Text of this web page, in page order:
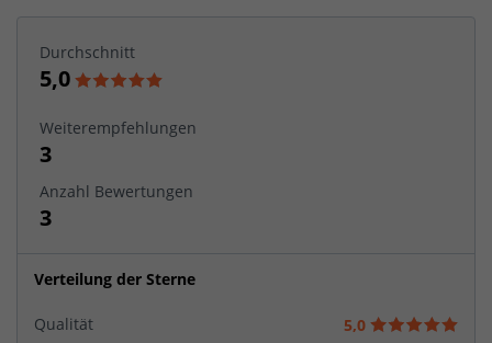
Durchschnitt
5,0
Weiterempfehlungen
3
Anzahl Bewertungen
3
Verteilung der Sterne
Qualität
5,0